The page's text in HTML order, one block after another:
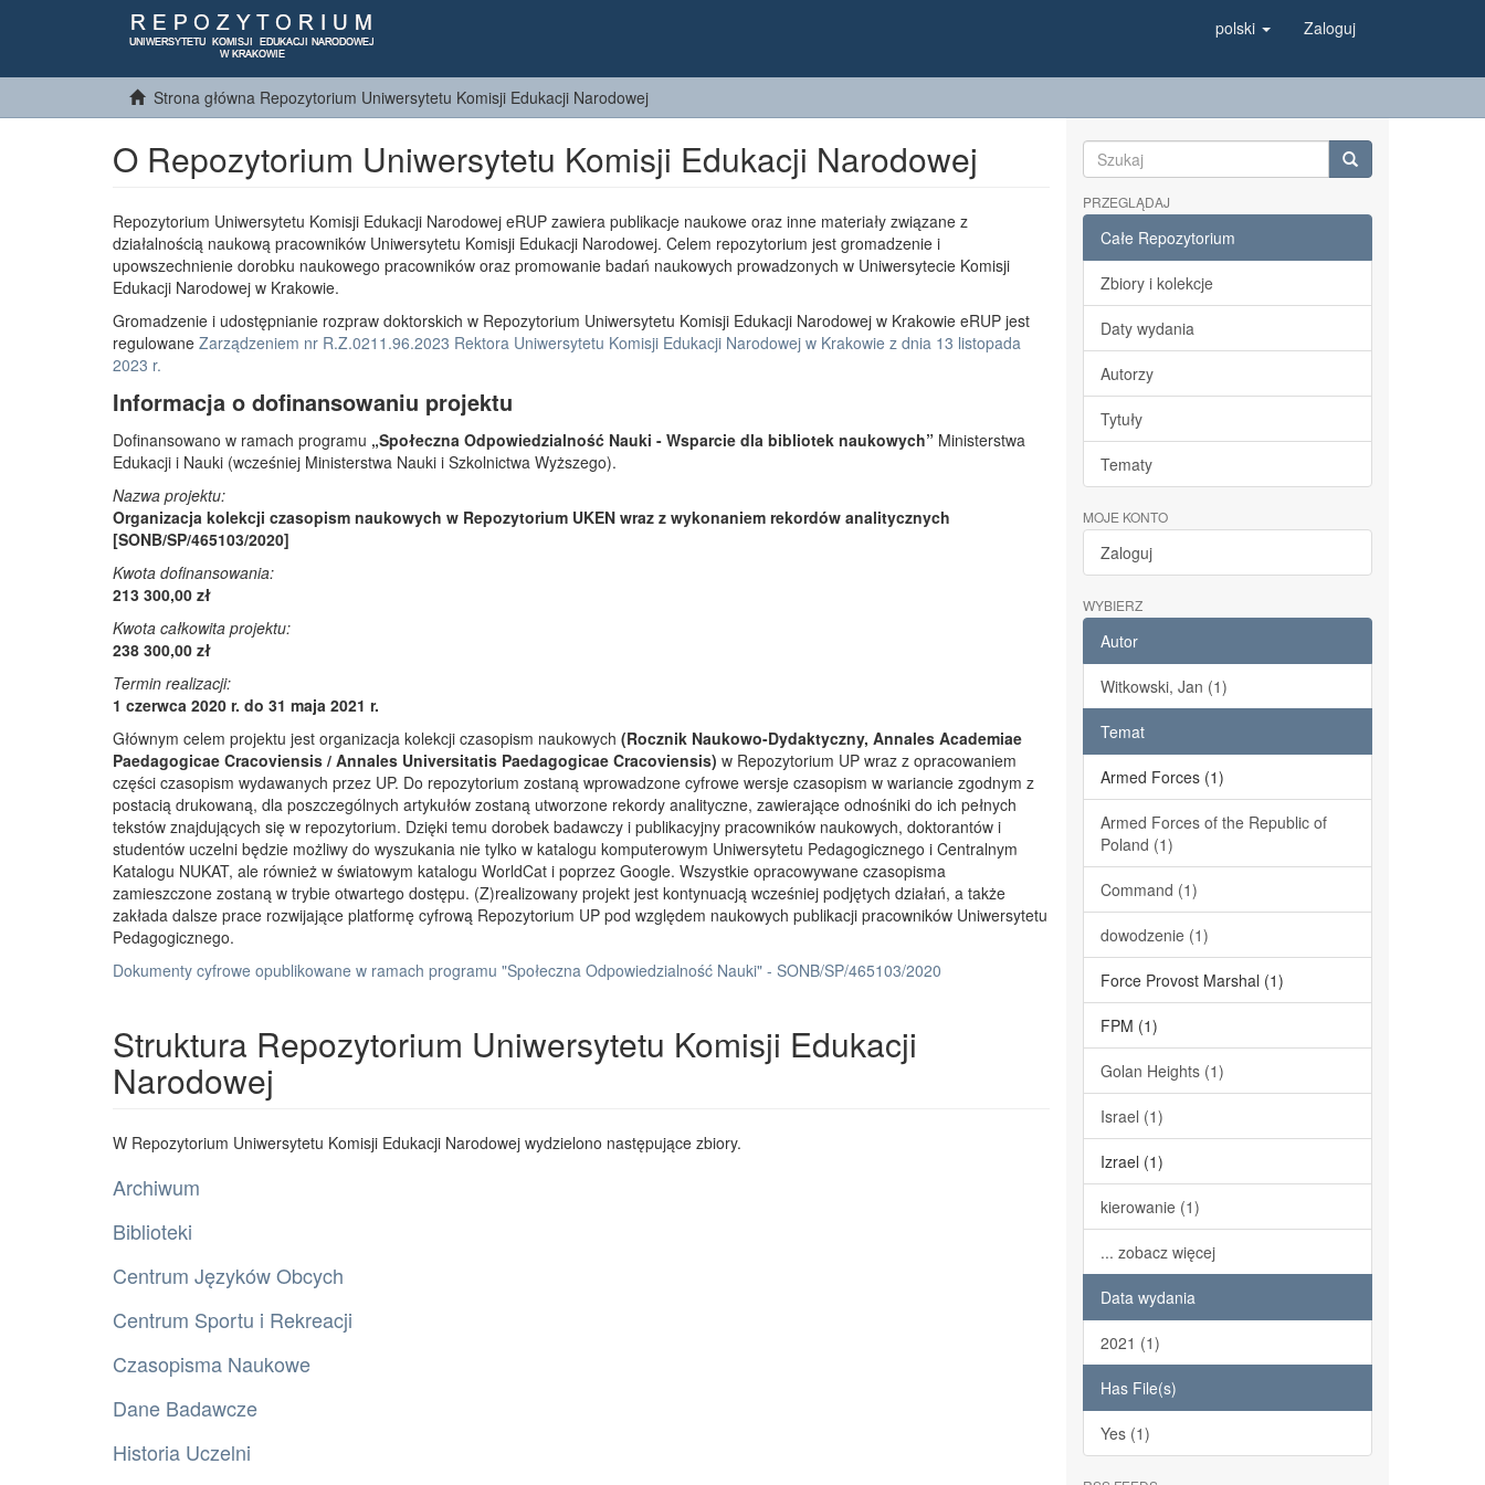
polski Zaloguj
Strona główna Repozytorium Uniwersytetu Komisji Edukacji Narodowej
O Repozytorium Uniwersytetu Komisji Edukacji Narodowej
Repozytorium Uniwersytetu Komisji Edukacji Narodowej eRUP zawiera publikacje naukowe oraz inne materiały związane z
działalnością naukową pracowników Uniwersytetu Komisji Edukacji Narodowej. Celem repozytorium jest gromadzenie i
upowszechnienie dorobku naukowego pracowników oraz promowanie badań naukowych prowadzonych w Uniwersytecie Komisji
Edukacji Narodowej w Krakowie.
Gromadzenie i udostępnianie rozpraw doktorskich w Repozytorium Uniwersytetu Komisji Edukacji Narodowej w Krakowie eRUP jest
regulowane Zarządzeniem nr R.Z.0211.96.2023 Rektora Uniwersytetu Komisji Edukacji Narodowej w Krakowie z dnia 13 listopada
2023 r.
Informacja o dofinansowaniu projektu
Dofinansowano w ramach programu „Społeczna Odpowiedzialność Nauki - Wsparcie dla bibliotek naukowych” Ministerstwa
Edukacji i Nauki (wcześniej Ministerstwa Nauki i Szkolnictwa Wyższego).
Nazwa projektu:
Organizacja kolekcji czasopism naukowych w Repozytorium UKEN wraz z wykonaniem rekordów analitycznych
[SONB/SP/465103/2020]
Kwota dofinansowania:
213 300,00 zł
Kwota całkowita projektu:
238 300,00 zł
Termin realizacji:
1 czerwca 2020 r. do 31 maja 2021 r.
Głównym celem projektu jest organizacja kolekcji czasopism naukowych (Rocznik Naukowo-Dydaktyczny, Annales Academiae
Paedagogicae Cracoviensis / Annales Universitatis Paedagogicae Cracoviensis) w Repozytorium UP wraz z opracowaniem
części czasopism wydawanych przez UP. Do repozytorium zostaną wprowadzone cyfrowe wersje czasopism w wariancie zgodnym z
postacią drukowaną, dla poszczególnych artykułów zostaną utworzone rekordy analityczne, zawierające odnośniki do ich pełnych
tekstów znajdujących się w repozytorium. Dzięki temu dorobek badawczy i publikacyjny pracowników naukowych, doktorantów i
studentów uczelni będzie możliwy do wyszukania nie tylko w katalogu komputerowym Uniwersytetu Pedagogicznego i Centralnym
Katalogu NUKAT, ale również w światowym katalogu WorldCat i poprzez Google. Wszystkie opracowywane czasopisma
zamieszczone zostaną w trybie otwartego dostępu. (Z)realizowany projekt jest kontynuacją wcześniej podjętych działań, a także
zakłada dalsze prace rozwijające platformę cyfrową Repozytorium UP pod względem naukowych publikacji pracowników Uniwersytetu
Pedagogicznego.
Dokumenty cyfrowe opublikowane w ramach programu "Społeczna Odpowiedzialność Nauki" - SONB/SP/465103/2020
Struktura Repozytorium Uniwersytetu Komisji Edukacji
Narodowej
W Repozytorium Uniwersytetu Komisji Edukacji Narodowej wydzielono następujące zbiory.
Archiwum
Biblioteki
Centrum Języków Obcych
Centrum Sportu i Rekreacji
Czasopisma Naukowe
Dane Badawcze
Historia Uczelni
PRZEGLĄDAJ
Całe Repozytorium
Zbiory i kolekcje
Daty wydania
Autorzy
Tytuły
Tematy
MOJE KONTO
Zaloguj
WYBIERZ
Autor
Witkowski, Jan (1)
Temat
Armed Forces (1)
Armed Forces of the Republic of
Poland (1)
Command (1)
dowodzenie (1)
Force Provost Marshal (1)
FPM (1)
Golan Heights (1)
Israel (1)
Izrael (1)
kierowanie (1)
... zobacz więcej
Data wydania
2021 (1)
Has File(s)
Yes (1)